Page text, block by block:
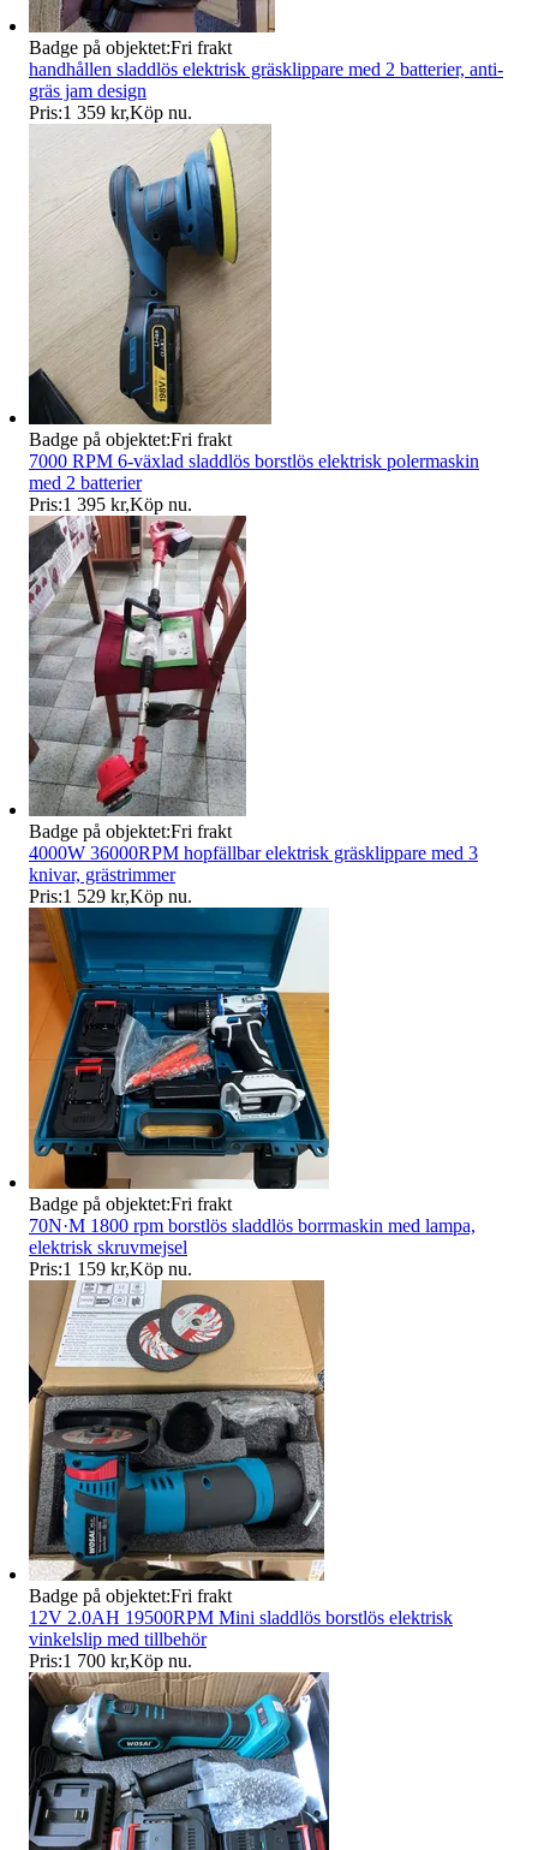
Badge på objektet:Fri frakt
handhållen sladdlös elektrisk gräsklippare med 2 batterier, anti-
gräs jam design
Pris:1 359 kr,Köp nu.
Badge på objektet:Fri frakt
7000 RPM 6-växlad sladdlös borstlös elektrisk polermaskin
med 2 batterier
Pris:1 395 kr,Köp nu.
Badge på objektet:Fri frakt
4000W 36000RPM hopfällbar elektrisk gräsklippare med 3
knivar, grästrimmer
Pris:1 529 kr,Köp nu.
Badge på objektet:Fri frakt
70N·M 1800 rpm borstlös sladdlös borrmaskin med lampa,
elektrisk skruvmejsel
Pris:1 159 kr,Köp nu.
Badge på objektet:Fri frakt
12V 2.0AH 19500RPM Mini sladdlös borstlös elektrisk
vinkelslip med tillbehör
Pris:1 700 kr,Köp nu.